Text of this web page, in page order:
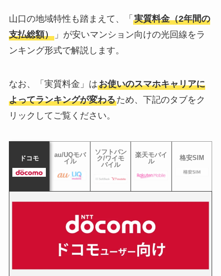
山口の地域特性も踏まえて、「 実質料金（2年間の
支払総額）」が安いマンション向けの光回線をラ
ンキング形式で解説します。
なお、「実質料金」はお使いのスマホキャリアに
よってランキングが変わるため、下記のタブをク
リックしてご覧ください。
ドコモ
au/UQモバ
イル
ソフトバン
ク/ワイモ
バイル
楽天モバイ
ル
格安SIM